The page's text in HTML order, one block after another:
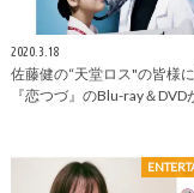
2020.3.18
佐藤健の“天堂ロス"の皆様に
『恋つづ』のBlu-ray＆DVD